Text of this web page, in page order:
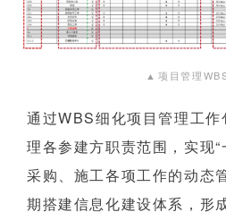
▲项目管理
通过WBS细化项目管理工
理各参建方职责范围，实现“
采购、施工各项工作的动态
期搭建信息化建设体系，形